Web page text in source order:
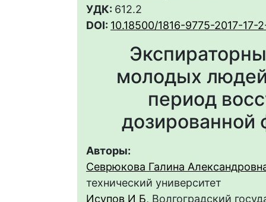
УДК: 612.2
DOI: 10.18500/1816-9775-2017-17-
молодых людей
период
дозированной
Авторы:
Севрюкова Галина
технический университет
Исупов И Б, Волгоградский